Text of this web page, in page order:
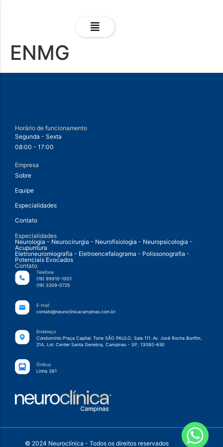
ENMG
Horário de funcionamento
Segunda - Sexta
08:00 - 17:00
Empresa
Sobre
Equipe
Especialidades
Contato
Especialidades
Neurologia - Neurocirurgia - Neurofisiologia - Neuropsicologia -
Acupuntura
Eletroneuromiografia - Eletroencefalograma - Polissonografia -
Potenciais Evocados
Contato
Telefone
(19) 99910-1001
(19) 3209-0725
E-mail
contato@neuroclinicacampinas.com.br
Endereço
Condomínio Praça Capital. Torre SÃO PAULO, Sala 111. Av. José Rocha Bonfim,
214, Lot. Center Santa Genebra, Campinas - SP, 13080-650
Ônibus
Linha 381
© 2024 Neuroclínica - Todos os direitos reservados